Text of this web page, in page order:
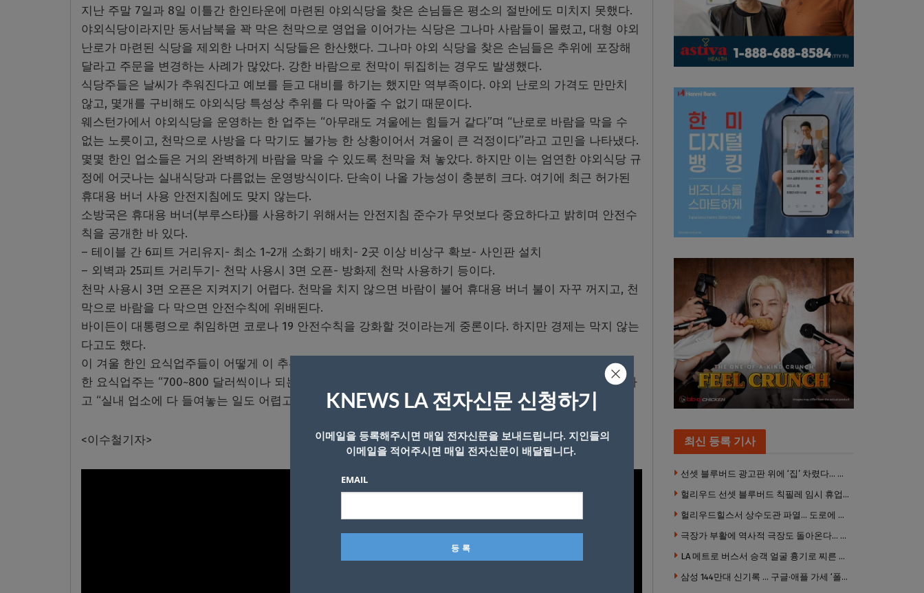
지난 주말 7일과 8일 이틀간 한인타운에 마련된 야외식당을 찾은 손님들은 평소의 절반에도 미치지 못했다.
야외식당이라지만 동서남북을 꽉 막은 천막으로 영업을 이어가는 식당은 그나마 사람들이 몰렸고, 대형 야외
난로가 마련된 식당을 제외한 나머지 식당들은 한산했다. 그나마 야외 식당을 찾은 손님들은 추위에 포장해
달라고 주문을 변경하는 사례가 많았다. 강한 바람으로 천막이 뒤집히는 경우도 발생했다.
식당주들은 날씨가 추워진다고 예보를 듣고 대비를 하기는 했지만 역부족이다. 야외 난로의 가격도 만만치
않고, 몇개를 구비해도 야외식당 특성상 추위를 다 막아줄 수 없기 때문이다.
웨스턴가에서 야외식당을 운영하는 한 업주는 “아무래도 겨울에는 힘들거 같다”며 “난로로 바람을 막을 수
없는 노릇이고, 천막으로 사방을 다 막기도 불가능 한 상황이어서 겨울이 큰 걱정이다”라고 고민을 나타냈다.
몇몇 한인 업소들은 거의 완벽하게 바람을 막을 수 있도록 천막을 쳐 놓았다. 하지만 이는 엄연한 야외식당 규
정에 어긋나는 실내식당과 다름없는 운영방식이다. 단속이 나올 가능성이 충분히 크다. 여기에 최근 허가된
휴대용 버너 사용 안전지침에도 맞지 않는다.
소방국은 휴대용 버너(부루스타)를 사용하기 위해서는 안전지침 준수가 무엇보다 중요하다고 밝히며 안전수
칙을 공개한 바 있다.
– 테이블 간 6피트 거리유지- 최소 1~2개 소화기 배치- 2곳 이상 비상구 확보- 사인판 설치
– 외벽과 25피트 거리두기- 천막 사용시 3면 오픈- 방화제 천막 사용하기 등이다.
천막 사용시 3면 오픈은 지켜지기 어렵다. 천막을 치지 않으면 바람이 불어 휴대용 버너 불이 자꾸 꺼지고, 천
막으로 바람을 다 막으면 안전수칙에 위배된다.
바이든이 대통령으로 취임하면 코로나 19 안전수칙을 강화할 것이라는게 중론이다. 하지만 경제는 막지 않는
다고도 했다.
이 겨울 한인 요식업주들이 어떻게 이 추위를 이겨나갈 지 응원이 필요하다.
한 요식업주는 “700~800 달러씩이나 되는 야외 난방용품을 구매했지만 영업 후 보관도 큰 문제다”라고 말하
고 “실내 업소에 다 들여놓는 일도 어렵고, 다시 내놓는 일도 쉽지 않다”고 말했다.
<이수철기자> 최신 등록 기사
선셋 블루버드 광고판 위에 ‘집’ 차렸다… 넷플릭스 영화 홍보 이색 퍼포먼스
헐리우드 선셋 블루버드 칙필레 임시 휴업… 공사장 담장은 낙서로 뒤덮여
헐리우드힐스서 상수도관 파열… 도로에 물 쏟아져 주민 약 100명 피해
극장가 부활에 역사적 극장도 돌아온다… 웨스트우드 ‘브루인 극장’ 10월 재개장 추진
LA 메트로 버스서 승객 얼굴 흉기로 찌른 증오범죄 피고인, 종신형에 징역 7년 추가 선고
삼성 144만대 신기록 … 구글·애플 가세 ‘폴더블 대전’ 열린다
KNEWS LA 전자신문 신청하기
이메일을 등록해주시면 매일 전자신문을 보내드립니다. 지인들의
이메일을 적어주시면 매일 전자신문이 배달됩니다.
EMAIL